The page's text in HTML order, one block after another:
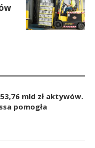
53,76 mld zł aktywów.
pomogła